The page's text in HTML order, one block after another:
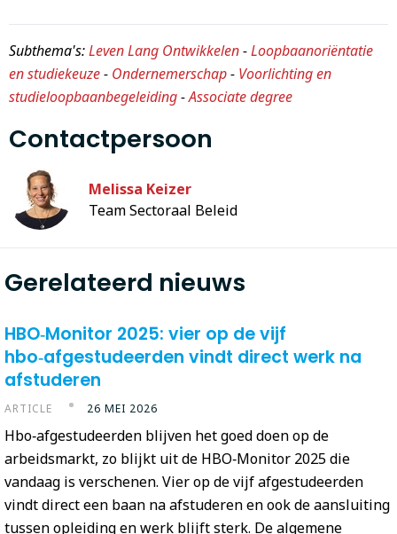
Subthema's:Leven Lang Ontwikkelen-Loopbaanoriëntatie
en studiekeuze- Ondernemerschap- Voorlichting en
studieloopbaanbegeleiding-Associate degree
Contactpersoon
Melissa Keizer
Team Sectoraal Beleid
Gerelateerd nieuws
HBO‑Monitor 2025: vier op de vijf
hbo‑afgestudeerden vindt direct werk na
afstuderen
ARTICLE 26 MEI 2026
Hbo‑afgestudeerden blijven het goed doen op de
arbeidsmarkt, zo blijkt uit de HBO‑Monitor 2025 die
vandaag is verschenen. Vier op de vijf afgestudeerden
vindt direct een baan na afstuderen en ook de aansluiting
tussen opleiding en werk blijft sterk. De algemene